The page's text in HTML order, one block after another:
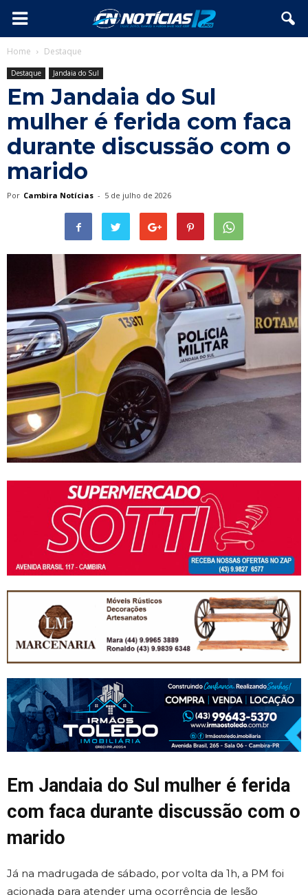
Home Destaque
Destaque Jandaia do Sul
Em Jandaia do Sul
mulher é ferida com faca
durante discussão com o
marido
Por Cambira Notícias - 5 de julho de 2026
Em Jandaia do Sul mulher é ferida
com faca durante discussão com o
marido
Já na madrugada de sábado, por volta da 1h, a PM foi
acionada para atender uma ocorrência de lesão